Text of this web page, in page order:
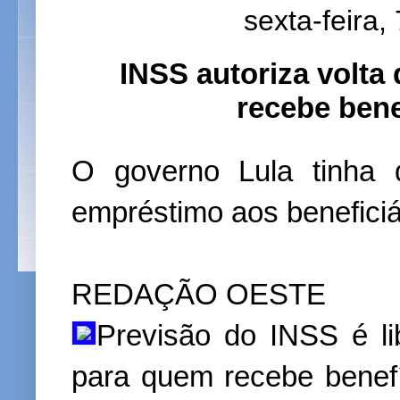
sexta-feira,
INSS autoriza volta
recebe
O governo Lula tinha
empréstimo aos
REDAÇÃO OESTE
Previsão do INSS é
para quem recebe